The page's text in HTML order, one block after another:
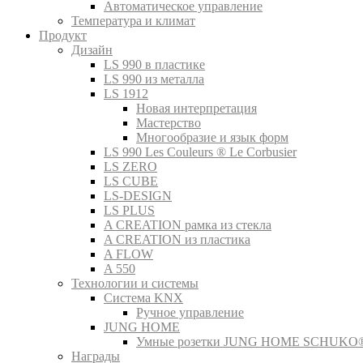
Автоматическое управление
Температура и климат
Продукт
Дизайн
LS 990 в пластике
LS 990 из металла
LS 1912
Новая интерпретация
Мастерство
Многообразие и язык форм
LS 990 Les Couleurs ® Le Corbusier
LS ZERO
LS CUBE
LS-DESIGN
LS PLUS
A CREATION рамка из стекла
A CREATION из пластика
A FLOW
A 550
Технологии и системы
Система KNX
Ручное управление
JUNG HOME
Умные розетки JUNG HOME
Награды